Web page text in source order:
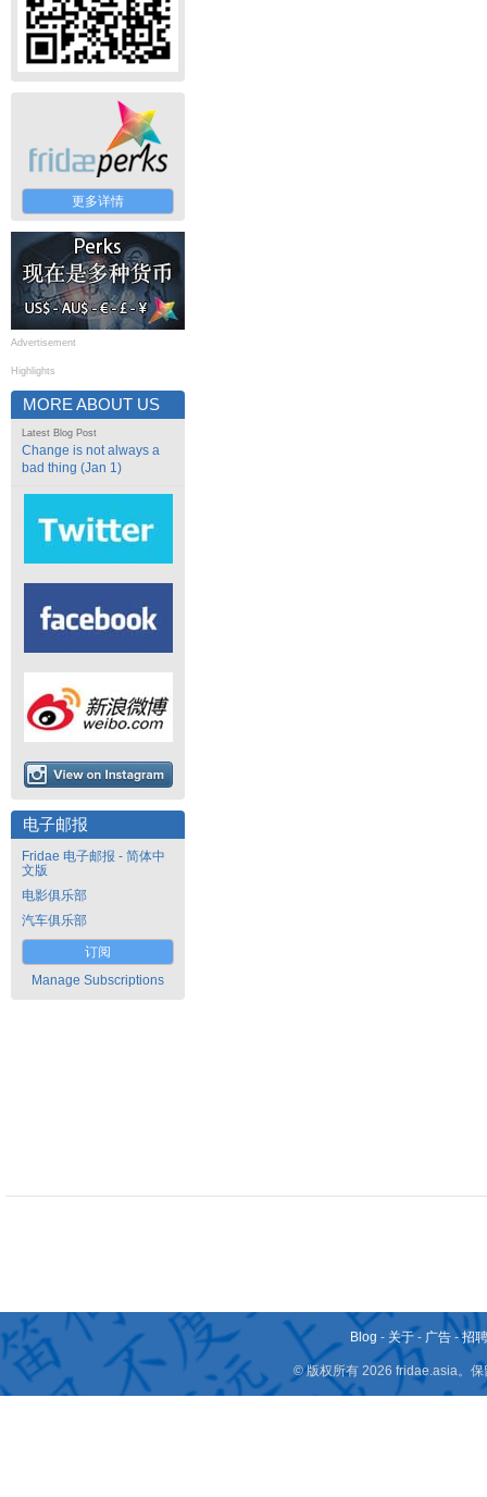
更多详情
Advertisement
Highlights
MORE ABOUT US
Latest Blog Post
Change is not always a
bad thing (Jan 1)
电子邮报
Fridae 电子邮报 - 简体中
文版
电影俱乐部
汽车俱乐部
订阅
Manage Subscriptions
Blog - 关于 - 广告 -招
© 版权所有 2026 fridae.asia。